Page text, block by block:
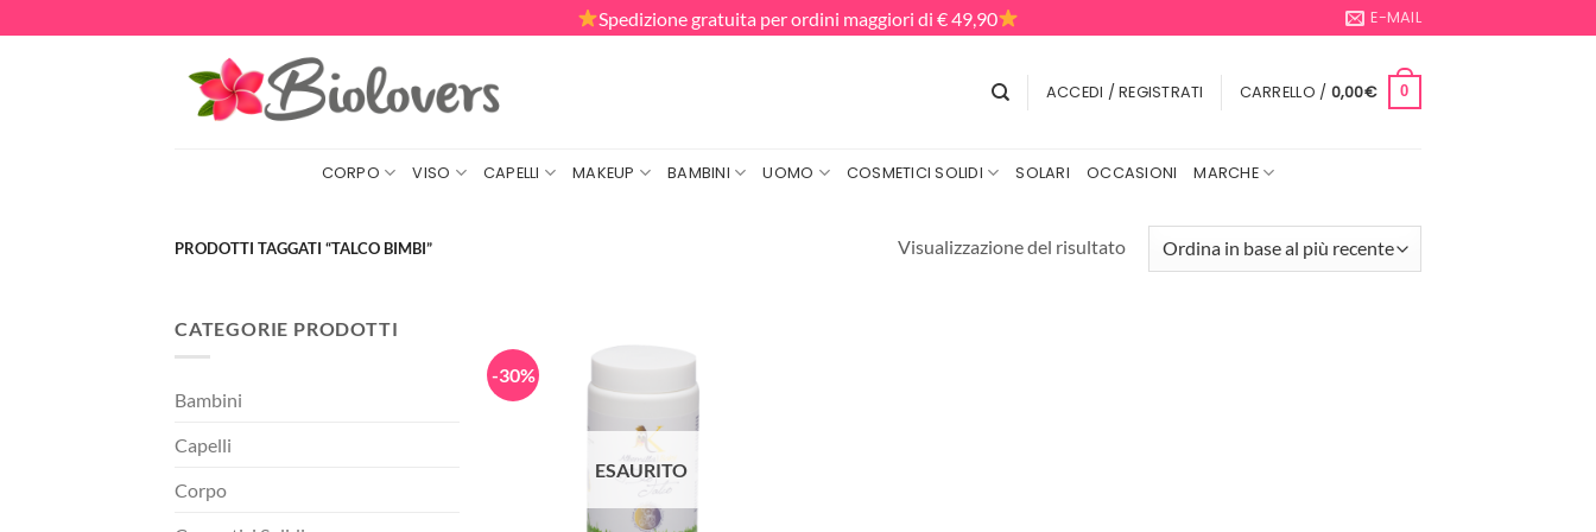
ai
Spedizione gratuita per ordini maggiori di € 49,90 E-MAIL
ACCEDI / REGISTRATI CARRELLO / 0,00€ 0
CORPO VISO CAPELLI MAKEUP BAMBINI UOMO COSMETICI SOLIDI SOLARI OCCASIONI MARCHE
PRODOTTI TAGGATI “TALCO BIMBI” Visualizzazione del risultato
CATEGORIE PRODOTTI
Bambini
Capelli
Corpo
-30%
ESAURITO